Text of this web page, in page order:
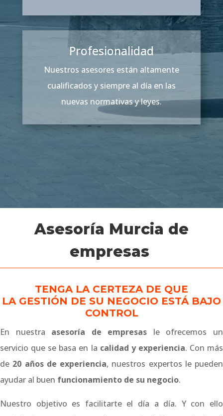
Profesionalidad
Nuestros asesores están altamente
cualificados y siempre al día en las
nuevas normativas y leyes.
Asesoría Murcia de
empresas
TENGA LA CERTEZA DE QUE
LA GESTIÓN DE SU NEGOCIO ESTÁ BAJO
CONTROL
En nuestra asesoría de empresas le ofrecemos un
servicio que se basa en la calidad y experiencia. Con más
de 20 años de experiencia, nuestros expertos le pueden
ayudar al buen funcionamiento de su negocio.
Nuestro objetivo es facilitarte el día a día. Y con ello